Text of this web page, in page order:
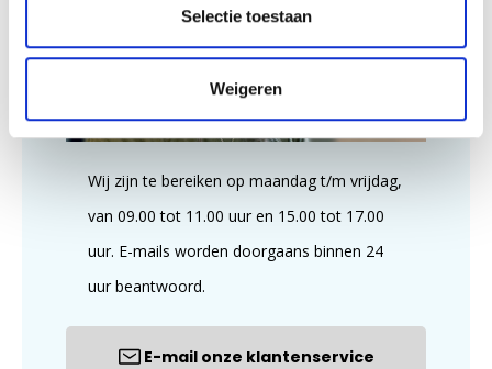
Selectie toestaan
Weigeren
Wij zijn te bereiken op maandag t/m vrijdag,
van 09.00 tot 11.00 uur en 15.00 tot 17.00
uur. E-mails worden doorgaans binnen 24
uur beantwoord.
E-mail onze klantenservice